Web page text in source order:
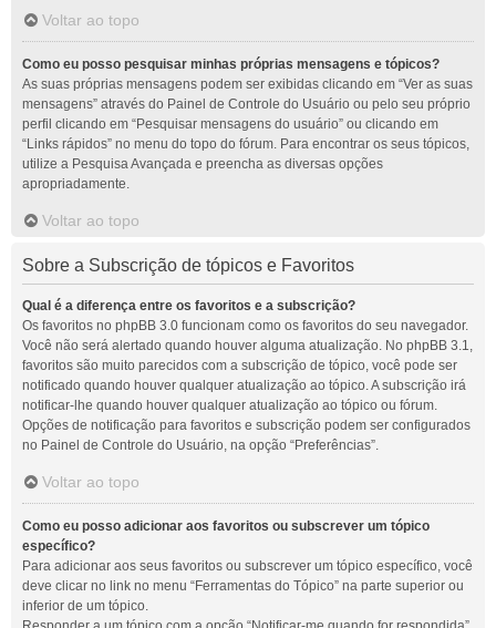
Voltar ao topo
Como eu posso pesquisar minhas próprias mensagens e tópicos?
As suas próprias mensagens podem ser exibidas clicando em “Ver as suas
mensagens” através do Painel de Controle do Usuário ou pelo seu próprio
perfil clicando em “Pesquisar mensagens do usuário” ou clicando em
“Links rápidos” no menu do topo do fórum. Para encontrar os seus tópicos,
utilize a Pesquisa Avançada e preencha as diversas opções
apropriadamente.
Voltar ao topo
Sobre a Subscrição de tópicos e Favoritos
Qual é a diferença entre os favoritos e a subscrição?
Os favoritos no phpBB 3.0 funcionam como os favoritos do seu navegador.
Você não será alertado quando houver alguma atualização. No phpBB 3.1,
favoritos são muito parecidos com a subscrição de tópico, você pode ser
notificado quando houver qualquer atualização ao tópico. A subscrição irá
notificar-lhe quando houver qualquer atualização ao tópico ou fórum.
Opções de notificação para favoritos e subscrição podem ser configurados
no Painel de Controle do Usuário, na opção “Preferências”.
Voltar ao topo
Como eu posso adicionar aos favoritos ou subscrever um tópico
específico?
Para adicionar aos seus favoritos ou subscrever um tópico específico, você
deve clicar no link no menu “Ferramentas do Tópico” na parte superior ou
inferior de um tópico.